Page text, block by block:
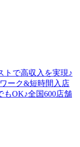
トで高収入を実現♪
ーク&短時間入店
OK♪全国600店舗